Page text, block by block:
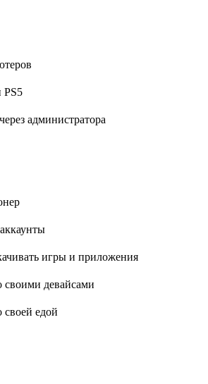
PS5
администратора
игры и приложения
девайсами
едой